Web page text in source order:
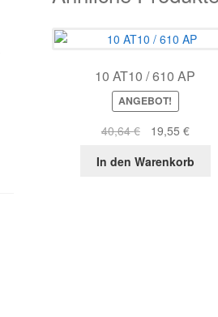
10 AT10 / 610 AP
ANGEBOT!
40,64€
Ursprünglicher
war:
19,55 €
ist:
In den Warenkorb